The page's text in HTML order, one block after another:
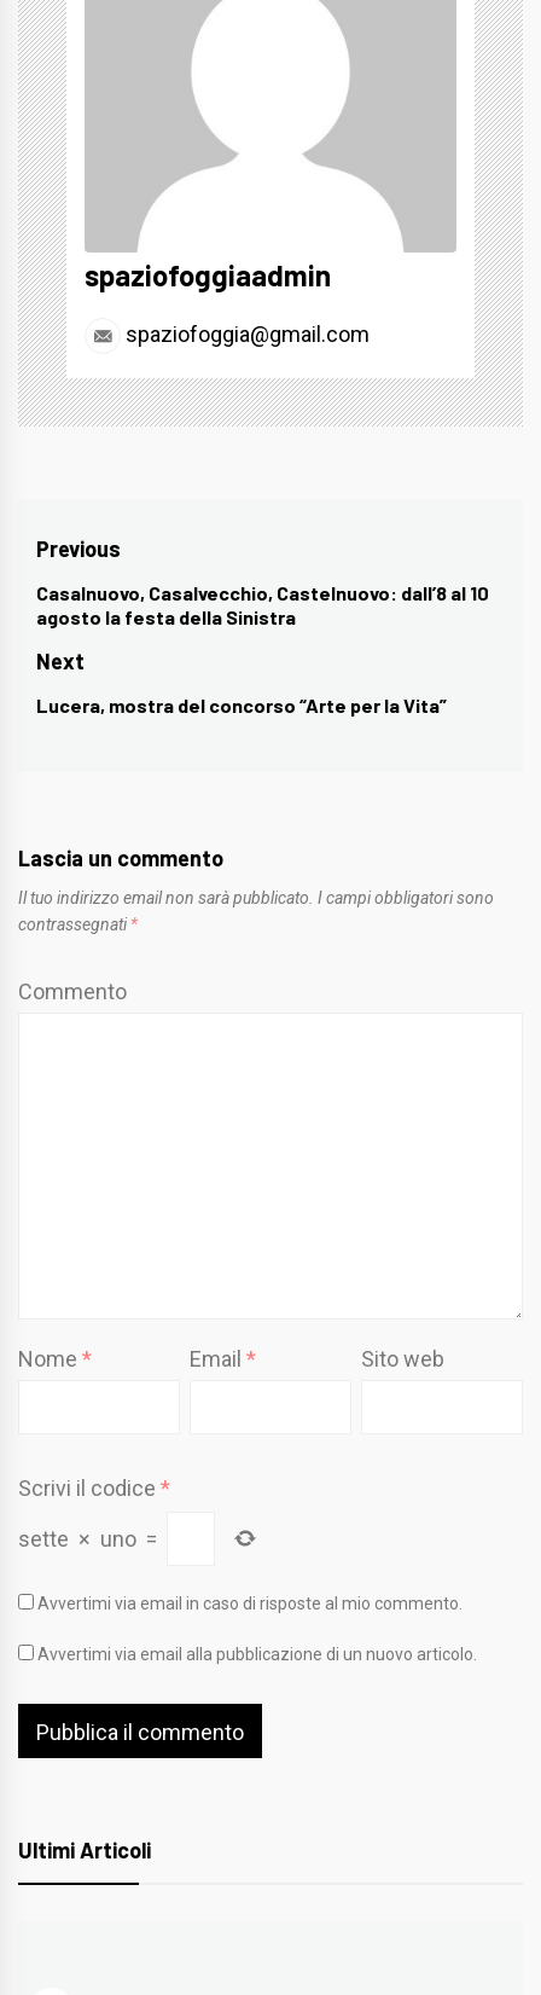
spaziofoggiaadmin
spaziofoggia@gmail.com
Navigazione
articoli
Previous
Previous
post:
Casalnuovo, Casalvecchio, Castelnuovo: dall’8 al 10
agosto la festa della Sinistra
Next
Next
Lucera, mostra del concorso “Arte per la Vita”
Lascia un commento
Il tuo indirizzo email non sarà pubblicato. I campi obbligatori sono
contrassegnati *
Commento
Nome * Email* Sito web
Scrivi il codice *
sette × uno =
Avvertimi via email in caso di risposte al mio commento.
Avvertimi via email alla pubblicazione di un nuovo articolo.
Ultimi Articoli